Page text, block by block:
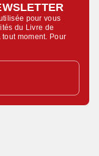
pour vous
du Livre de
moment. Pour